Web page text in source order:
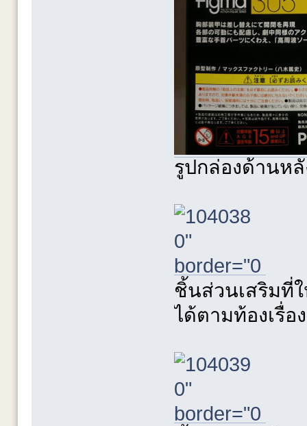
รูปกล่องด้านห
ชิ้นส่วนเสริมที่
ได้ตามท้องเรื่